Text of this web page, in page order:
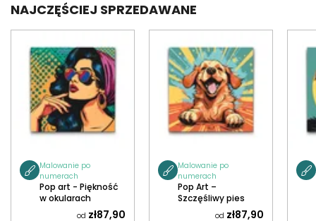
NAJCZĘŚCIEJ SPRZEDAWANE
Malowanie po
numerach
Pop art - Piękność
w okularach
od zł87,90
Malowanie po
numerach
Pop Art –
Szczęśliwy pies
od zł87,90